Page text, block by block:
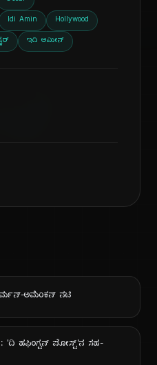
Idi Amin Hollywood
ಇದಿ ಅಮೀನ್
ಅಮೆರಿಕನ್ ನಟಿ
'ದಿ ಹಫಿಂಗ್ಟನ್ ಪೋಸ್ಟ್'ನ ಸಹ-